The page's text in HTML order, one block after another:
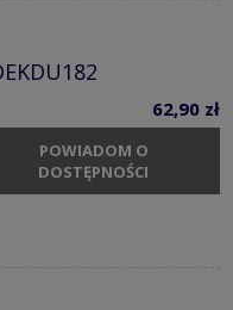
62,90 zł
POWIADOM O
DOSTĘPNOŚCI